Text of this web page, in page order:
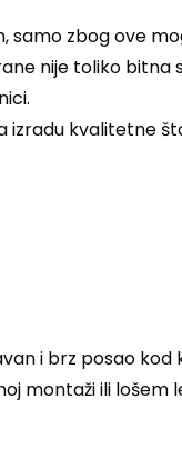
zbog ove
nije toliko bitna
izradu
i brz posao kod
montaži ili lošem